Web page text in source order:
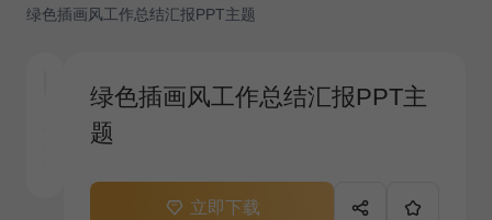
绿色插画风工作总结汇报PPT主题
绿色插画风工作总结汇报PPT主
题
立即下载